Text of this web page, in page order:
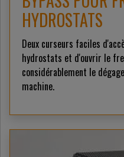
HYDROSTATS
Deux curseurs faciles
hydrostats et d'ouvrir le
considérablement le
machine.